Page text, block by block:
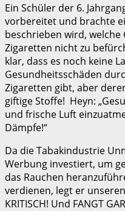
Ein Schüler der 6.
vorbereitet und brachte
beschrieben wird, welche
Zigaretten nicht zu
klar, dass es noch keine
Gesundheitsschäden
Zigaretten gibt, aber
giftige Stoffe! Heyn:
und frische Luft
Dämpfe!“
Da die Tabakindustrie
Werbung investiert, um
das Rauchen
verdienen, legt er
KRITISCH! Und FANGT